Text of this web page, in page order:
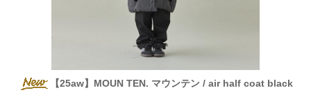
【25aw】MOUN TEN. マウンテン / air half coat black